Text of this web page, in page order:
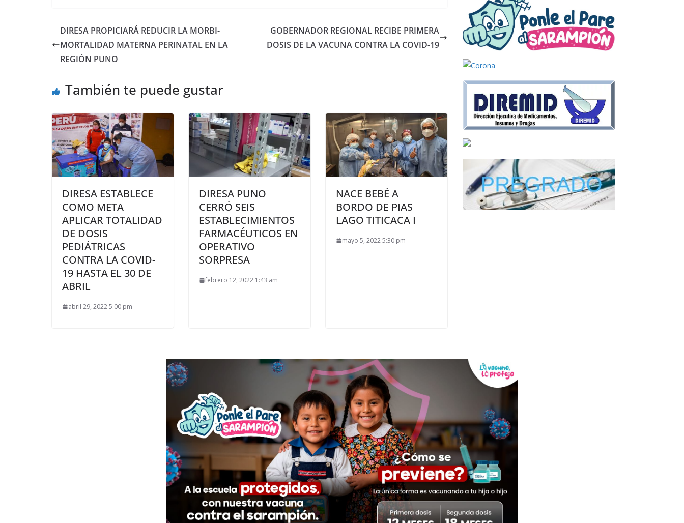
DIRESA PROPICIARÁ REDUCIR LA MORBI-
MORTALIDAD MATERNA PERINATAL EN LA
REGIÓN PUNO
GOBERNADOR REGIONAL RECIBE PRIMERA
DOSIS DE LA VACUNA CONTRA LA COVID-19
También te puede gustar
DIRESA ESTABLECE
COMO META
APLICAR TOTALIDAD
DE DOSIS
PEDIÁTRICAS
CONTRA LA COVID-
19 HASTA EL 30 DE
ABRIL
abril 29, 2022 5:00 pm
DIRESA PUNO
CERRÓ SEIS
ESTABLECIMIENTOS
FARMACÉUTICOS EN
OPERATIVO
SORPRESA
febrero 12, 2022 1:43 am
NACE BEBÉ A
BORDO DE PIAS
LAGO TITICACA I
mayo 5, 2022 5:30 pm